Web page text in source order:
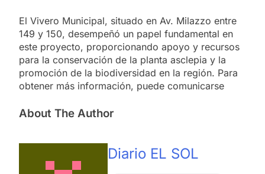
El Vivero Municipal, situado en Av. Milazzo entre
149 y 150, desempeñó un papel fundamental en
este proyecto, proporcionando apoyo y recursos
para la conservación de la planta asclepia y la
promoción de la biodiversidad en la región. Para
obtener más información, puede comunicarse
About The Author
Diario EL SOL